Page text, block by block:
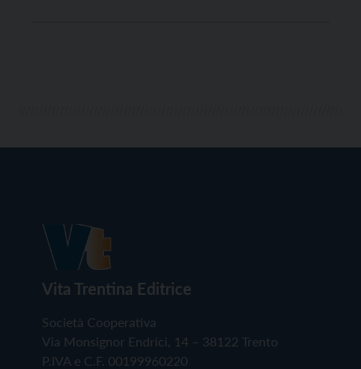
Vita Trentina Editrice
Società Cooperativa
Via Monsignor Endrici, 14 – 38122 Trento
P.IVA e C.F. 00199960220